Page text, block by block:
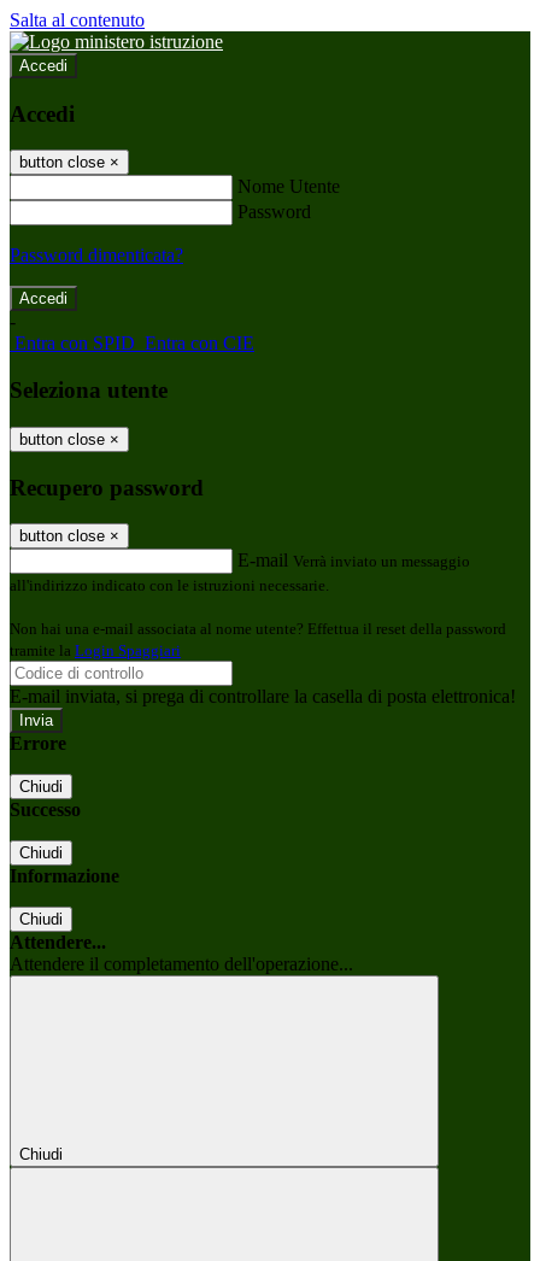
Salta al contenuto
Accedi
Accedi
button close ×
Nome Utente
Password
Password dimenticata?
-
Entra con SPID Entra con CIE
Seleziona utente
button close ×
Recupero password
button close ×
E-mail Verrà inviato un messaggio
all'indirizzo indicato con le istruzioni necessarie.
Non hai una e-mail associata al nome utente? Effettua il reset della password
tramite la Login Spaggiari
E-mail inviata, si prega di controllare la casella di posta elettronica!
Errore
Chiudi
Successo
Chiudi
Informazione
Chiudi
Attendere...
Attendere il completamento dell'operazione...
Chiudi